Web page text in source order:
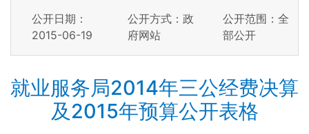
公开日期：
2015-06-19
公开方式：政
府网站
公开范围：全
部公开
就业服务局2014年三公经费决算
及2015年预算公开表格